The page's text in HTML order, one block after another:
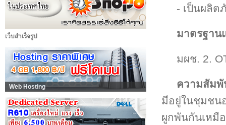
เว็บสำเร็จรูป
Web Hosting
- เป็นผลิต
มาตรฐาน
มผช. 2.
ความสัม
มีอยู่ในชุมชน
ผูกพันกันเหมื